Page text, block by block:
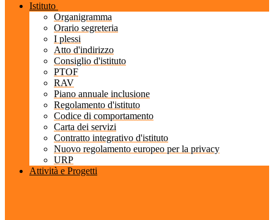
Istituto
Organigramma
Orario segreteria
I plessi
Atto d'indirizzo
Consiglio d'istituto
PTOF
RAV
Piano annuale inclusione
Regolamento d'istituto
Codice di comportamento
Carta dei servizi
Contratto integrativo d'istituto
Nuovo regolamento europeo per la privacy
URP
Attività e Progetti